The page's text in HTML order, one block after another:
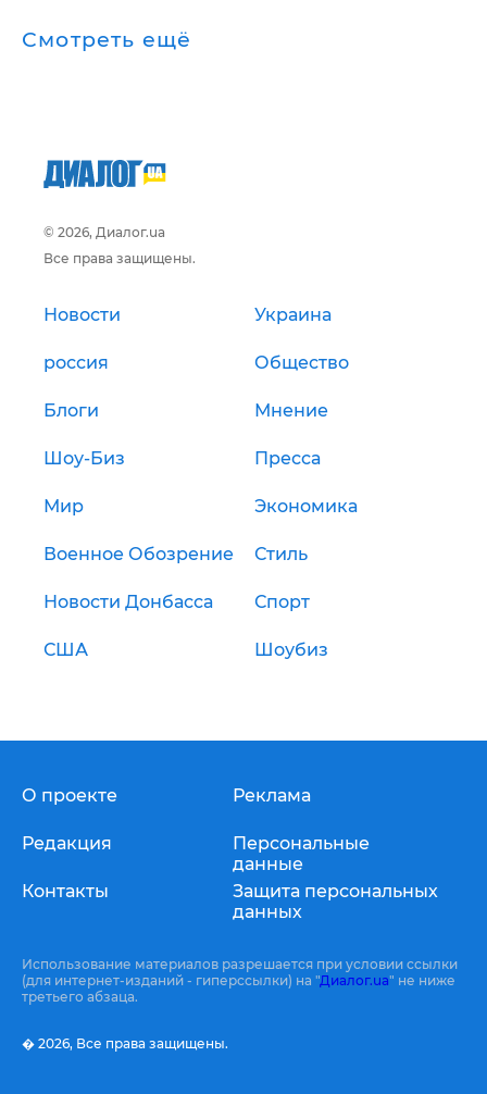
Смотреть ещё
© 2026, Диалог.ua
Все права защищены.
Новости Украина
россия Общество
Блоги Мнение
Шоу-Биз Пресса
Мир Экономика
Военное Обозрение Стиль
Новости Донбасса Спорт
США Шоубиз
О проекте
Редакция
Контакты
Реклама
Персональные
данные
Защита персональных
данных
Использование материалов разрешается при условии ссылки
(для интернет-изданий - гиперссылки) на "Диалог.ua" не ниже
третьего абзаца.
� 2026, Все права защищены.